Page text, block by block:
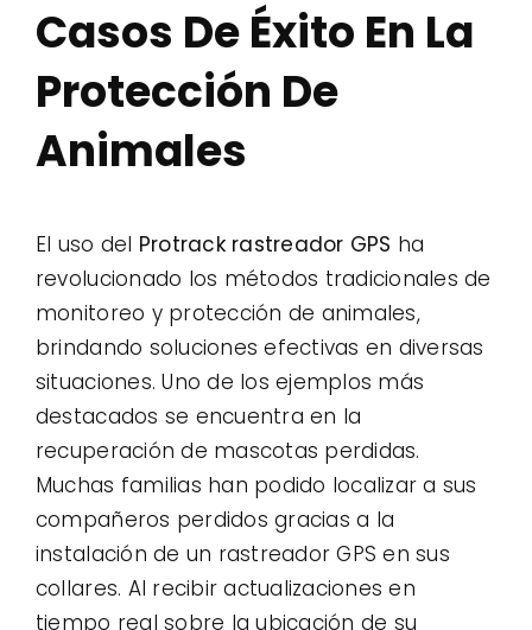
Casos De Éxito En La
Protección De
Animales
El uso del Protrack rastreador GPS ha
revolucionado los métodos tradicionales de
monitoreo y protección de animales,
brindando soluciones efectivas en diversas
situaciones. Uno de los ejemplos más
destacados se encuentra en la
recuperación de mascotas perdidas.
Muchas familias han podido localizar a sus
compañeros perdidos gracias a la
instalación de un rastreador GPS en sus
collares. Al recibir actualizaciones en
tiempo real sobre la ubicación de su